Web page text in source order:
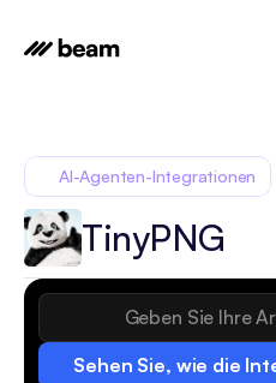
Sehen Sie, wie die
AI-Agenten-Integrationen
TinyPNG